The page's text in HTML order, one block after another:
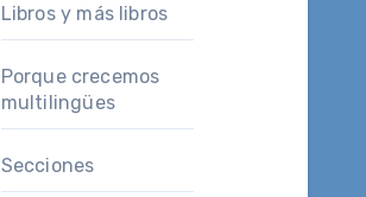
Libros y más libros
Porque crecemos
multilingües
Secciones